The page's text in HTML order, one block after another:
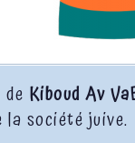
Kiboud Av
la société juive.